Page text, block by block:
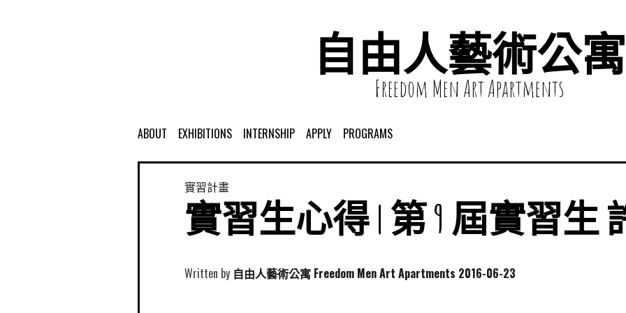
自由人藝術公寓
Freedom Men Art Apartments
ABOUT EXHIBITIONS INTERNSHIP APPLY PROGRAMS
實習計畫
實習生心得 | 第 9 屆實習生
Written by 自由人藝術公寓 Freedom Men Art Apartments 2016-06-23